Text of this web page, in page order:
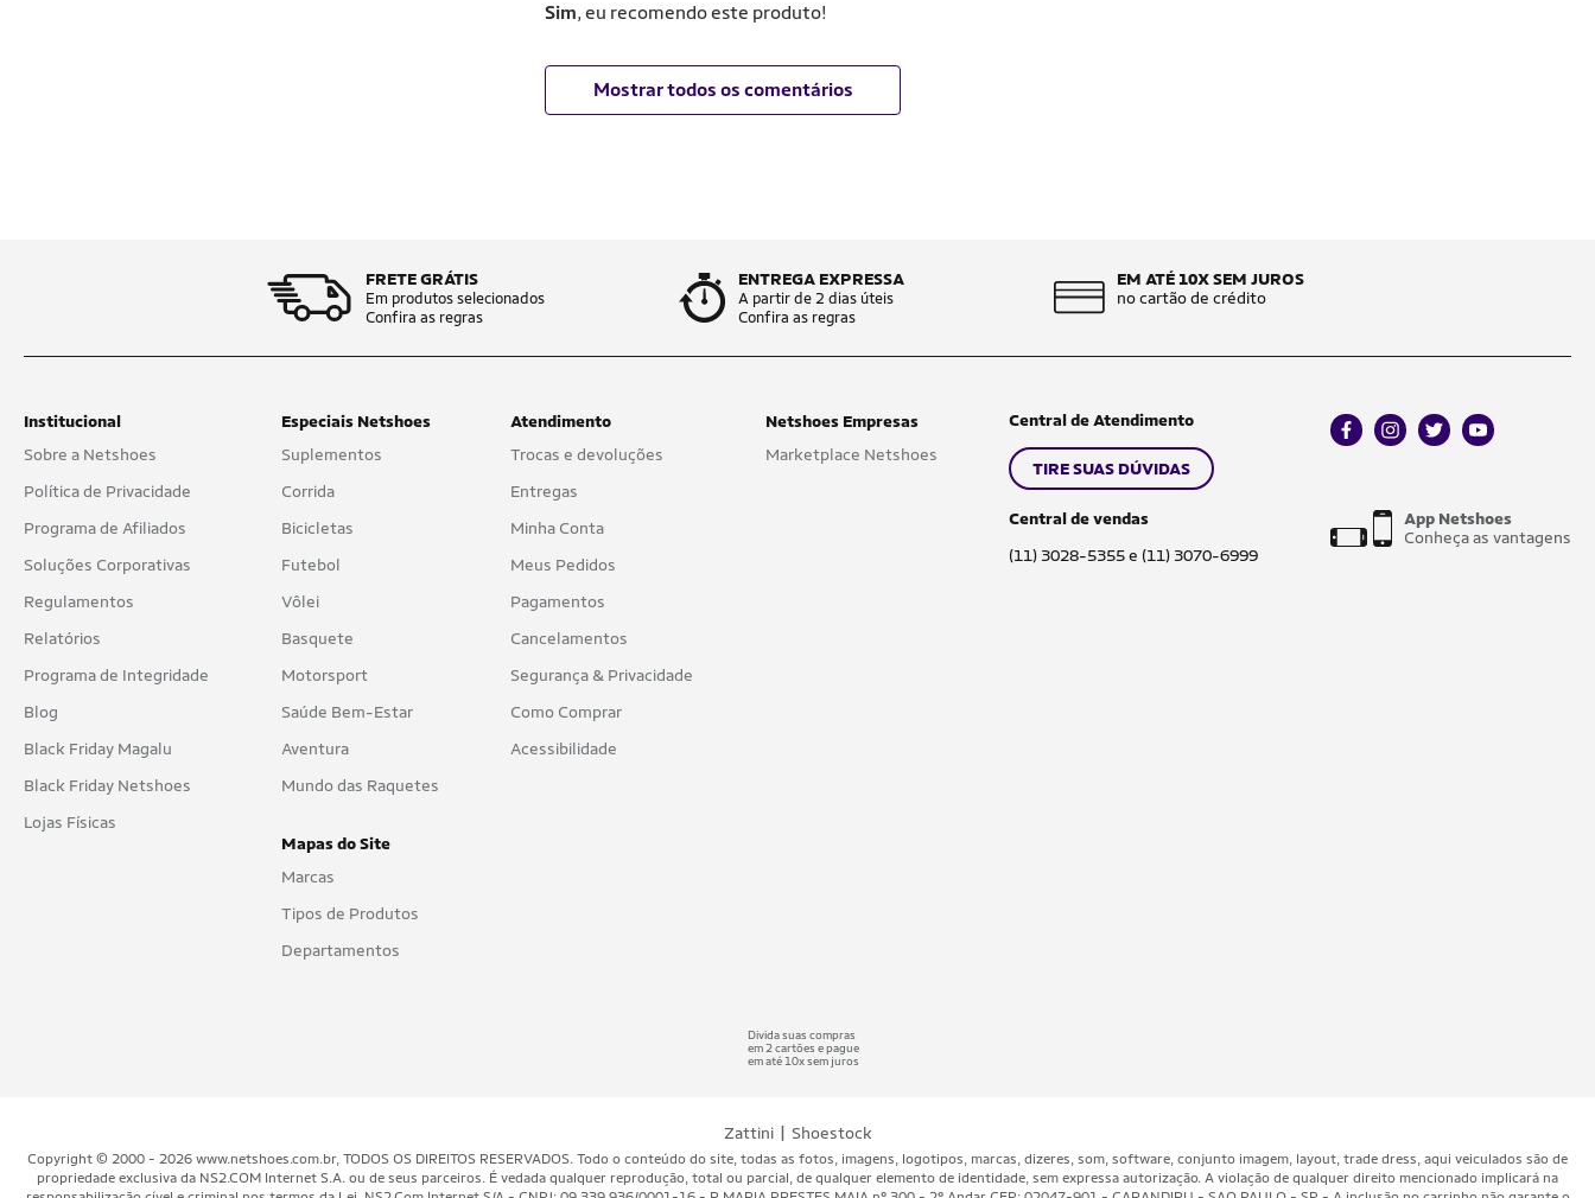
Sim, eu recomendo este produto!
Mostrar todos os comentários
FRETE GRÁTIS
Em produtos selecionados
Confira as regras
ENTREGA EXPRESSA
A partir de 2 dias úteis
Confira as regras
EM ATÉ 10X SEM JUROS
no cartão de crédito
Institucional
Sobre a Netshoes
Política de Privacidade
Programa de Afiliados
Soluções Corporativas
Regulamentos
Relatórios
Programa de Integridade
Blog
Black Friday Magalu
Black Friday Netshoes
Lojas Físicas
Especiais Netshoes
Suplementos
Corrida
Bicicletas
Futebol
Vôlei
Basquete
Motorsport
Saúde Bem-Estar
Aventura
Mundo das Raquetes
Mapas do Site
Marcas
Tipos de Produtos
Departamentos
Atendimento
Trocas e devoluções
Entregas
Minha Conta
Meus Pedidos
Pagamentos
Cancelamentos
Segurança & Privacidade
Como Comprar
Acessibilidade
Netshoes Empresas
Marketplace Netshoes
Central de Atendimento
TIRE SUAS DÚVIDAS
Central de vendas
(11) 3028-5355 e (11) 3070-6999
facebookinstagram
twitteryoutube
App Netshoes
Conheça as vantagens
Divida suas compras
em 2 cartões e pague
em até 10x sem juros
Zattini | Shoestock
Copyright © 2000 - 2026 www.netshoes.com.br, TODOS OS DIREITOS RESERVADOS. Todo o conteúdo do site, todas as fotos, imagens, logotipos, marcas, dizeres, som, software, conjunto imagem, layout, trade dress, aqui veiculados são de
propriedade exclusiva da NS2.COM Internet S.A. ou de seus parceiros. É vedada qualquer reprodução, total ou parcial, de qualquer elemento de identidade, sem expressa autorização. A violação de qualquer direito mencionado implicará na